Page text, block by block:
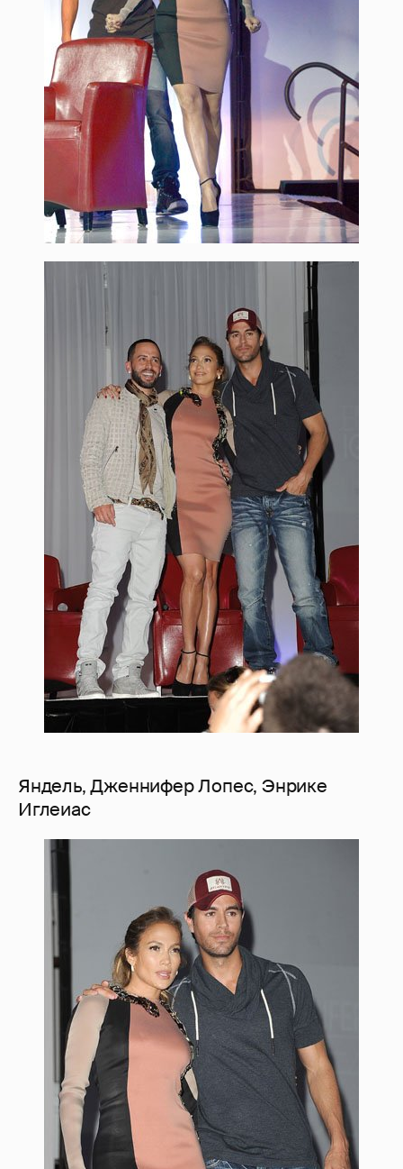
Яндель, Дженнифер Лопес, Энрике
Иглеиас